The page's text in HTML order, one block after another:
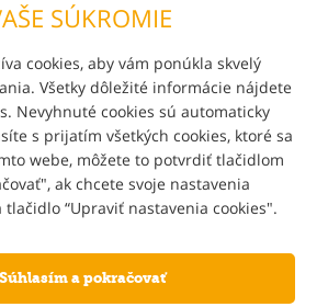
SÚKROMIE
cookies, aby vám ponúkla skvelý
Všetky dôležité informácie nájdete
Nevyhnuté cookies sú automaticky
s prijatím všetkých cookies, ktoré sa
webe, môžete to potvrdiť tlačidlom
ak chcete svoje nastavenia
“Upraviť nastavenia cookies".
Súhlasím a pokračovať